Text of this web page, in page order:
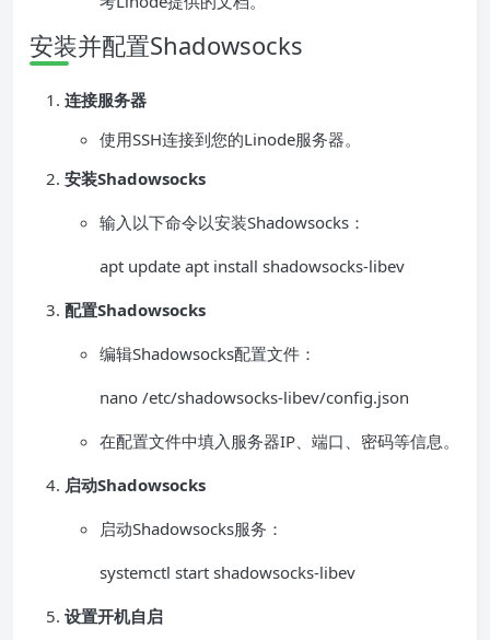
安装并配置Shadowsocks
连接服务器
使用SSH连接到您的Linode服务器。
安装Shadowsocks
输入以下命令以安装Shadowsocks：
apt update apt install shadowsocks-libev
配置Shadowsocks
编辑Shadowsocks配置文件：
nano /etc/shadowsocks-libev/config.json
在配置文件中填入服务器IP、端口、密码等信息。
启动Shadowsocks
启动Shadowsocks服务：
systemctl start shadowsocks-libev
设置开机自启